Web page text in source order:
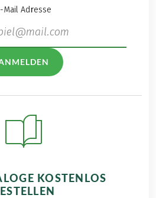
Mail Adresse
KOSTENLOS